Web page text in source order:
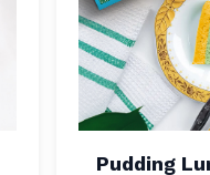
Pudding